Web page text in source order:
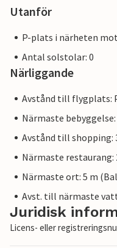
Utanför
P-plats i närheten
Antal solstolar: 0
Närliggande
Avstånd till flygplats:
Närmaste bebyggelse:
Avstånd till shopping:
Närmaste restaurang:
Närmaste ort: 5 m
Avst. till närmaste
Juridisk
Licens- eller